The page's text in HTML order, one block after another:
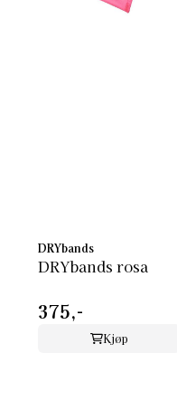
DRYbands
DRYbands rosa
375,-
Kjøp